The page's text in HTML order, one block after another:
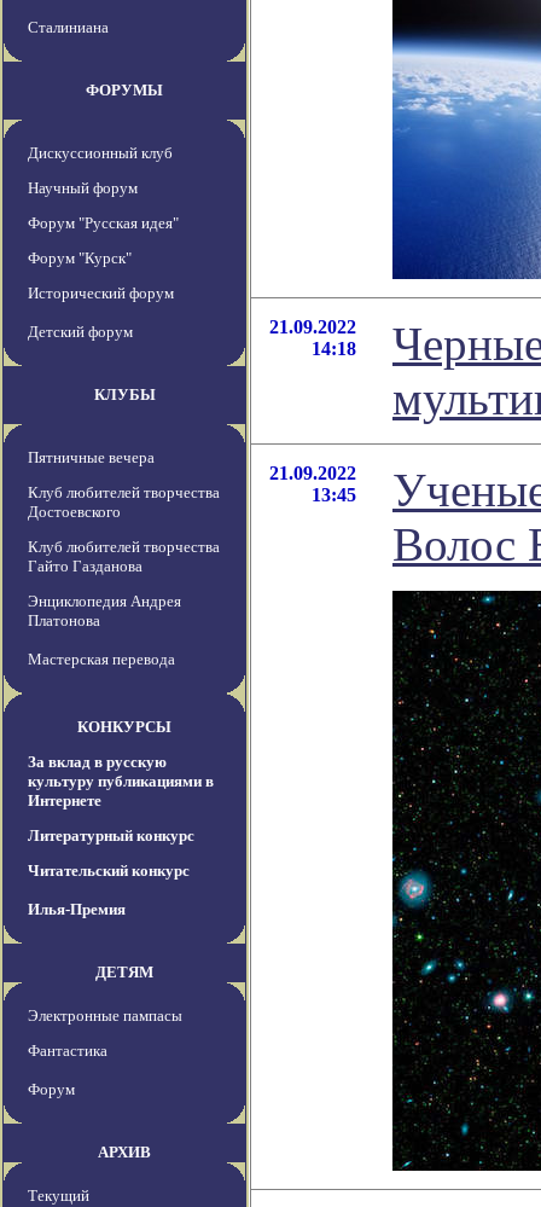
Сталиниана
ФОРУМЫ
Дискуссионный клуб
Научный форум
Форум "Русская идея"
Форум "Курск"
Исторический форум
Детский форум
КЛУБЫ
Пятничные вечера
Клуб любителей творчества
Достоевского
Клуб любителей творчества
Гайто Газданова
Энциклопедия Андрея
Платонова
Мастерская перевода
КОНКУРСЫ
За вклад в русскую
культуру публикациями в
Интернете
Литературный конкурс
Читательский конкурс
Илья-Премия
ДЕТЯМ
Электронные пампасы
Фантастика
Форум
АРХИВ
Текущий
21.09.2022
14:18
21.09.2022
13:45
Волос